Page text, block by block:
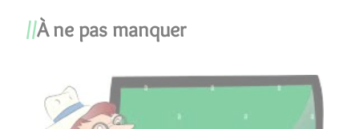
Chassagne-Montrachet et dans les années 80 le
lotissement du Pré-Melin a été créé dans la plaine, il
Chassagne-Montrachet est avant tout un village
viticole même si d'autres activités sont présentes sur
À ne pas manquer